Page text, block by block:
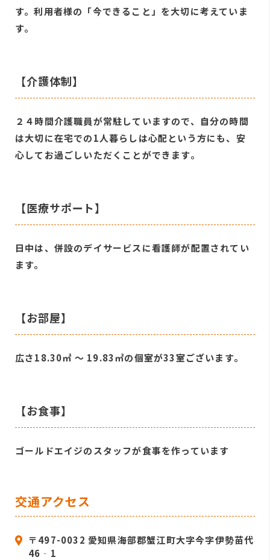
す。利用者様の「今できること」を大切に考えていま
す。
【介護体制】
２４時間介護職員が常駐していますので、自分の時間
は大切に在宅での1人暮らしは心配という方にも、安
心してお過ごしいただくことができます。
【医療サポート】
日中は、併設のデイサービスに看護師が配置されてい
ます。
【お部屋】
広さ18.30㎡ ～ 19.83㎡の個室が33室ございます。
【お食事】
ゴールドエイジのスタッフが食事を作っています
交通アクセス
〒497-0032 愛知県海部郡蟹江町大字今字伊勢苗代
46‐1